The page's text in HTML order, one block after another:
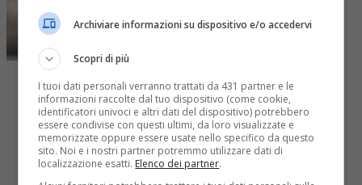
Share
Tweet
Archiviare informazioni su dispositivo e/o accedervi
Scopri di più
I tuoi dati personali verranno trattati da 431 partner e le
informazioni raccolte dal tuo dispositivo (come cookie,
identificatori univoci e altri dati del dispositivo) potrebbero
essere condivise con questi ultimi, da loro visualizzate e
memorizzate oppure essere usate nello specifico da questo
sito. Noi e i nostri partner potremmo utilizzare dati di
localizzazione esatti. Elenco dei partner.